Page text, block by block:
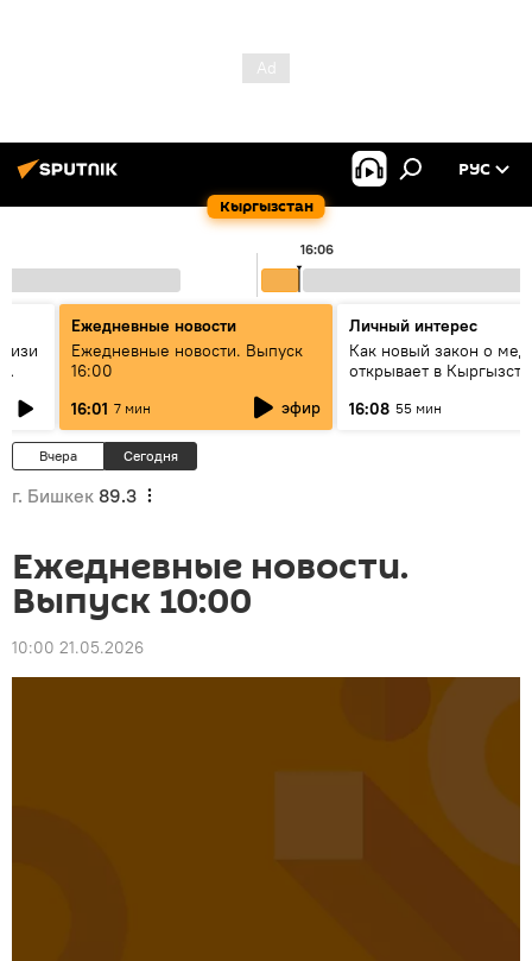
Кыргызстан
РУС
16:06
изи
Ежедневные новости
Ежедневные новости. Выпуск
16:00
16:01 7 мин эфир
Личный интерес
Как новый закон о
открывает в
16:08 55 мин
Вчера Сегодня
г. Бишкек 89.3
Ежедневные новости.
Выпуск 10:00
10:00 21.05.2026